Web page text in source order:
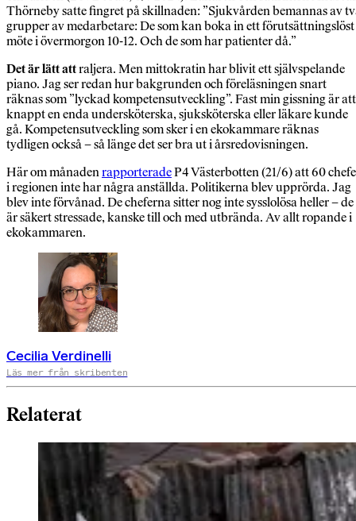
Thörneby satte fingret på skillnaden: ”Sjukvården bemannas av
grupper av medarbetare: De som kan boka in ett förutsättningslöst
möte i övermor­gon 10-12. Och de som har patienter då.”
Det är lätt attraljera. Men mittokratin har blivit ett självspelande
piano. Jag ser redan hur bakgrun­den och föreläsningen snart
räknas som ”lyckad kompetensutveckling”. Fast min gissning är att
knappt en enda undersköterska, sjukskö­terska eller läkare kunde
gå. Kompetens­utveckling som sker i en ekokammare räk­nas
tydligen också – så länge det ser bra ut i årsredovisningen.
Här om månadenrapporteradeP4 Väs­terbotten (21/6) att 60
i regionen inte har några anställda. Politikerna blev upprörda. Jag
blev inte förvånad. De che­ferna sitter nog inte sysslolösa heller – de
är säkert stressade, kanske till och med utbrända. Av allt ropande i
ekokammaren.
Cecilia Verdinelli
Läs mer från skribenten
Relaterat